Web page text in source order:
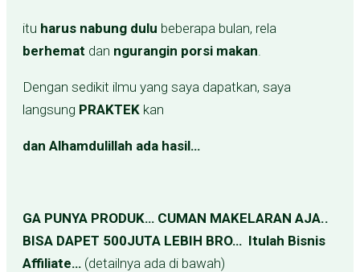
itu harus nabung dulu beberapa bulan, rela
berhemat dan ngurangin porsi makan
Dengan sedikit ilmu yang saya dapatkan, saya
langsung PRAKTEK kan
dan Alhamdulillah ada hasil…
GA PUNYA PRODUK… CUMAN MAKELARAN AJA..
BISA DAPET 500JUTA LEBIH BRO… Itulah Bisnis
Affiliate… (detailnya ada di bawah)